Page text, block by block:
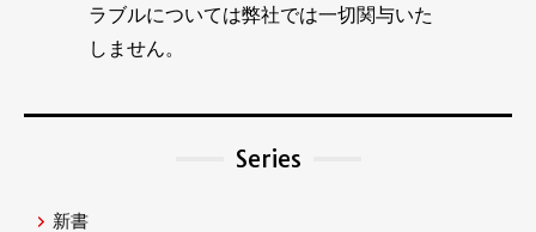
ラブルについては弊社では一切関与いた
しません。
Series
新書